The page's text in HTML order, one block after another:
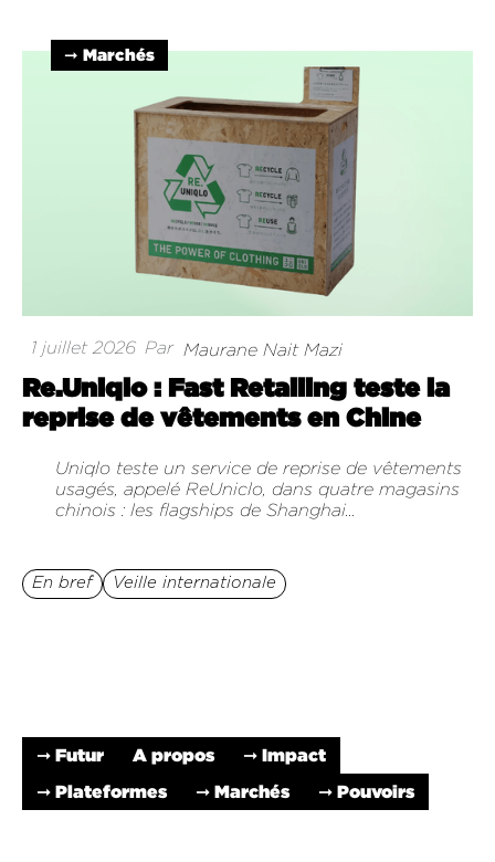
➞ Marchés
1 juillet 2026 Par Maurane Nait Mazi
Re.Uniqlo : Fast Retailing teste la
reprise de vêtements en Chine
Uniqlo teste un service de reprise de vêtements
usagés, appelé ReUniclo, dans quatre magasins
chinois : les flagships de Shanghai...
En bref Veille internationale
➞ Futur A propos
➞ Impact
➞ Plateformes
➞ Marchés ➞ Pouvoirs